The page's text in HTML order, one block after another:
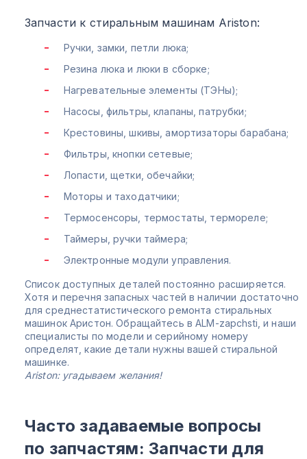
Запчасти к стиральным машинам Ariston:
Ручки, замки, петли люка;
Резина люка и люки в сборке;
Нагревательные элементы (ТЭНы);
Насосы, фильтры, клапаны, патрубки;
Крестовины, шкивы, амортизаторы барабана;
Фильтры, кнопки сетевые;
Лопасти, щетки, обечайки;
Моторы и таходатчики;
Термосенсоры, термостаты, термореле;
Таймеры, ручки таймера;
Электронные модули управления.
Список доступных деталей постоянно расширяется.
Хотя и перечня запасных частей в наличии достаточно
для среднестатистического ремонта стиральных
машинок Аристон. Обращайтесь в ALM-zapchsti, и наши
специалисты по модели и серийному номеру
определят, какие детали нужны вашей стиральной
машинке.
Ariston: угадываем желания!
Часто задаваемые вопросы
по запчастям: Запчасти для